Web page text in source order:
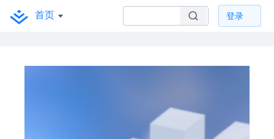
首页 登录